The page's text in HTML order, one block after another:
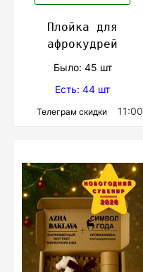
Плойка для
афрокудрей
Было: 45 шт
Есть: 44 шт
Телеграм скидки 11:00